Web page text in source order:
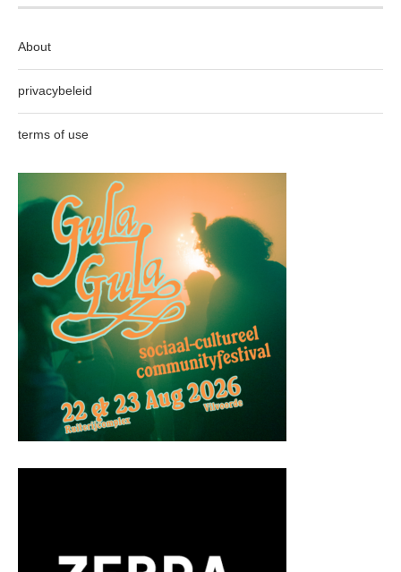
About
privacybeleid
terms of use